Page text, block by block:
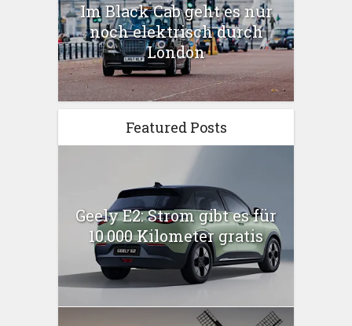
Im Black Cab geht es nur
noch elektrisch durch
London
Featured Posts
Geely E2: Strom gibt es für
10.000 Kilometer gratis